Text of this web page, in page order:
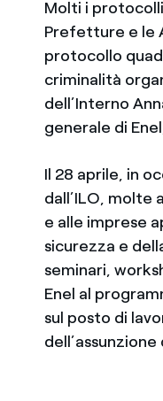
Molti i
Prefetture e le
protocollo
criminalità
dell’Interno
generale di
Il 28 aprile, in
dall’ILO, molte
e alle imprese
sicurezza e
seminari,
Enel al
sul posto di